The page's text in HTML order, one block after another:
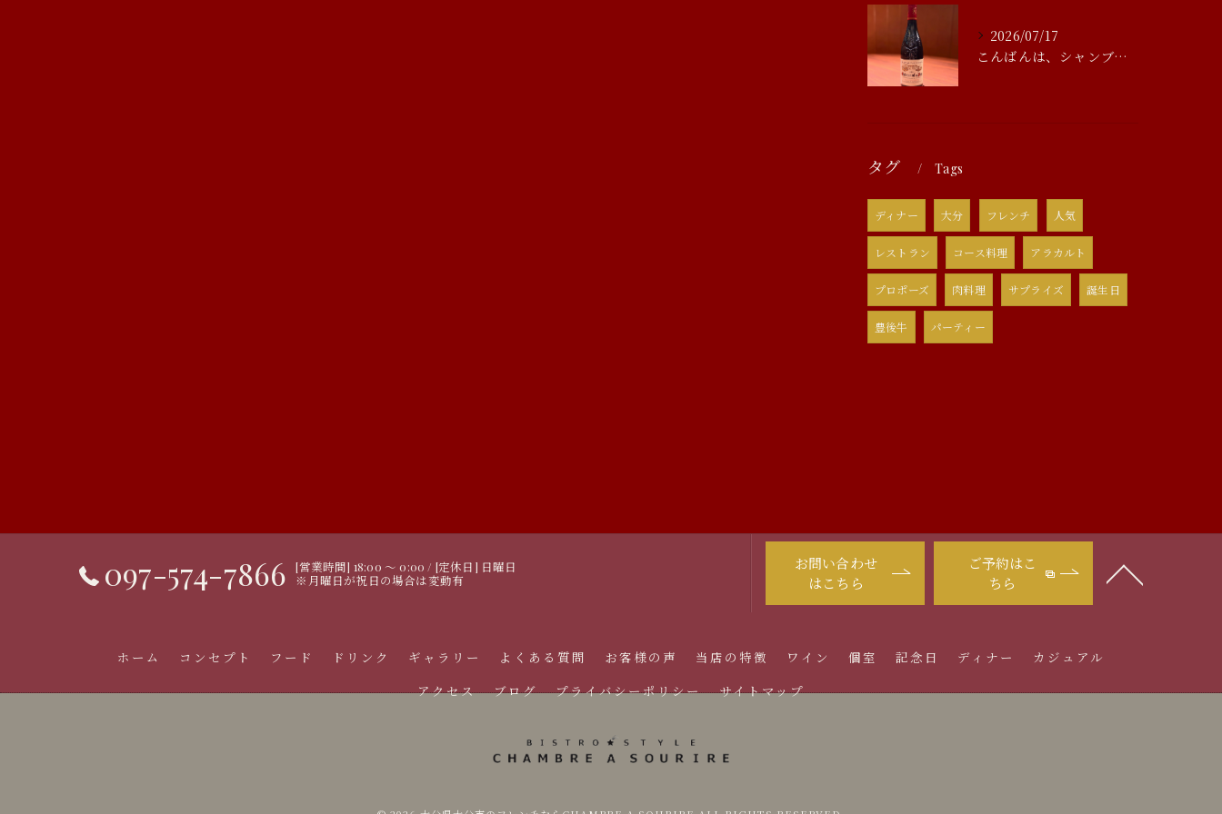
2026/07/17
こんばんは、シャンブルアスリール清水です
タグ Tags
ディナー 大分 フレンチ 人気
レストラン コース料理 アラカルト
プロポーズ 肉料理 サプライズ 誕生日
豊後牛 パーティー
097-574-7866
[営業時間] 18:00 〜 0:00 / [定休日] 日曜日
※月曜日が祝日の場合は変動有
お問い合わせ
はこちら
ご予約はこ
ちら
ホーム コンセプト フード ドリンク ギャラリー よくある質問 お客様の声 当店の特徴 ワイン 個室 記念日 ディナー カジュアル
アクセス ブログ プライバシーポリシー サイトマップ